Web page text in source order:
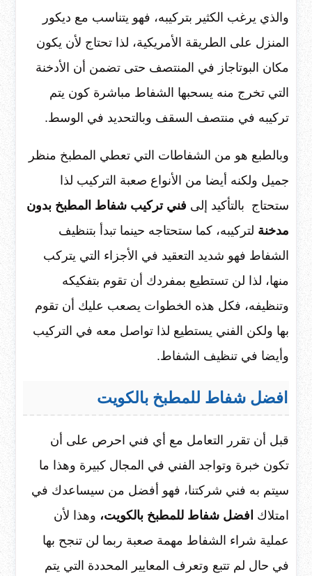
والذي يرغب الكثير بتركيبه، فهو يتناسب مع ديكور
المنزل على الطريقة الأمريكية، لذا تحتاج لأن يكون
مكان البوتاجاز في المنتصف حتى تضمن أن الأدخنة
التي تخرج منه يسحبها الشفاط مباشرة كون يتم
تركيبه في منتصف السقف وبالتحديد في الوسط.
وبالطبع هو من الشفاطات التي تعطي المطبخ منظر
جميل ولكنه أيضا من الأنواع صعبة التركيب لذا
ستحتاج بالتأكيد إلى فني تركيب شفاط المطبخ بدون
مدخنة لتركيبه، كما ستحتاجه حينما تبدأ بتنظيف
الشفاط فهو شديد التعقيد في الأجزاء التي يتركب
منها، لذا لن تستطيع بمفردك أن تقوم بتفكيكه
وتنظيفه، فكل هذه الخطوات يصعب عليك أن تقوم
بها ولكن الفني يستطيع لذا تواصل معه في التركيب
وأيضا في تنظيف الشفاط.
افضل شفاط للمطبخ بالكويت
قبل أن تقرر التعامل مع أي فني احرص على أن
تكون خبرة وتواجد الفني في المجال كبيرة وهذا ما
سيتم به فني شركتنا، فهو أفضل من سيساعدك في
امتلاك افضل شفاط للمطبخ بالكويت، وهذا لأن
عملية شراء الشفاط مهمة صعبة ربما لن تنجح بها
في حال لم تتبع وتعرف المعايير المحددة التي يتم